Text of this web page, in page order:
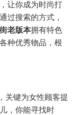
让你成为时尚打
过搜索的方式，
老版本拥有特色
种优秀物品，根
关键为女性顾客提
，你能寻找时